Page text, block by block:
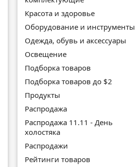
Красота и здоровье
Оборудование и инструменты
Одежда, обувь и аксессуары
Освещение
Подборка товаров
Подборка товаров до $2
Продукты
Распродажа
Распродажа 11.11 - День
холостяка
Распродажи
Рейтинги товаров